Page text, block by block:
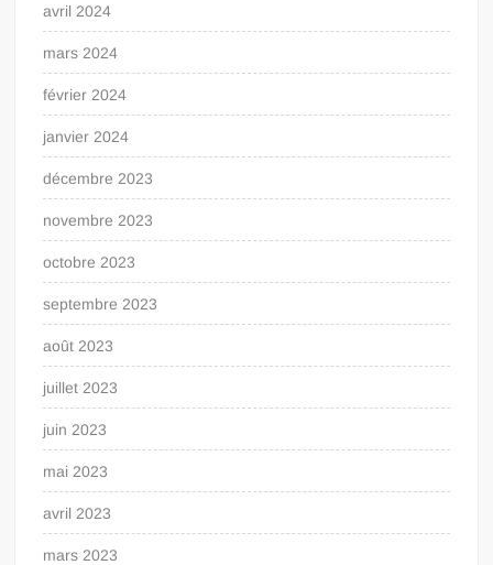
avril 2024
mars 2024
février 2024
janvier 2024
décembre 2023
novembre 2023
octobre 2023
septembre 2023
août 2023
juillet 2023
juin 2023
mai 2023
avril 2023
mars 2023